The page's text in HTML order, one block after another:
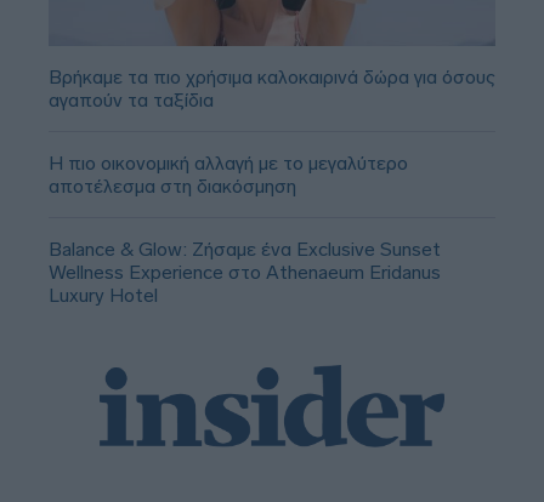
Βρήκαμε τα πιο χρήσιμα καλοκαιρινά δώρα για όσους
αγαπούν τα ταξίδια
Η πιο οικονομική αλλαγή με το μεγαλύτερο
αποτέλεσμα στη διακόσμηση
Balance & Glow: Ζήσαμε ένα Exclusive Sunset
Wellness Experience στο Athenaeum Eridanus
Luxury Hotel